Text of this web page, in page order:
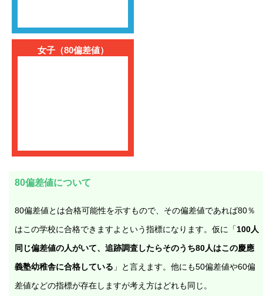
女子（80偏差値）
80偏差値について
80偏差値とは合格可能性を示すもので、その偏差値であれば80％
はこの学校に合格できますよという指標になります。仮に「100人
同じ偏差値の人がいて、追跡調査したらそのうち80人はこの慶應
義塾幼稚舎に合格している 」と言えます。他にも50偏差値や60偏
差値などの指標が存在しますが考え方はどれも同じ。